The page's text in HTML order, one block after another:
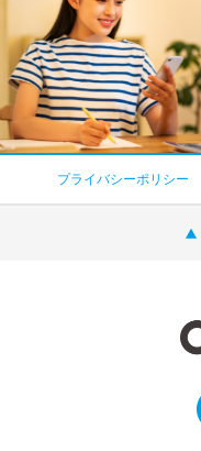
プライバシーポリシー